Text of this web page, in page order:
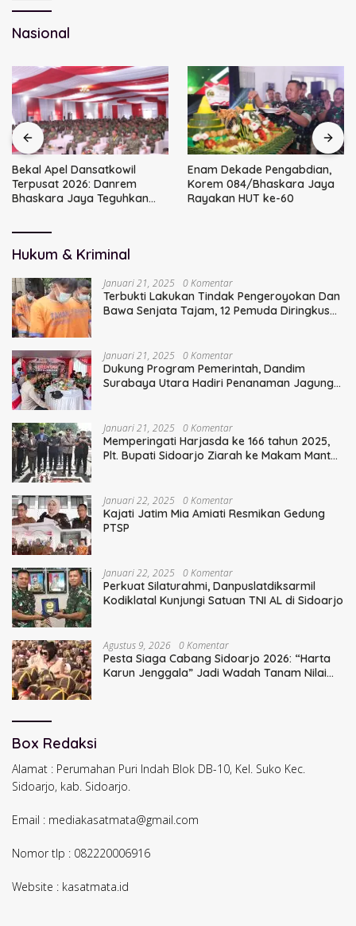
Nasional
Bekal Apel Dansatkowil
Terpusat 2026: Danrem
Bhaskara Jaya Teguhkan
Enam Dekade Pengabdian,
Korem 084/Bhaskara Jaya
Rayakan HUT ke-60
Hukum & Kriminal
Januari 21, 2025 0 Komentar
Terbukti Lakukan Tindak Pengeroyokan Dan
Bawa Senjata Tajam, 12 Pemuda Diringkus
Januari 21, 2025 0 Komentar
Dukung Program Pemerintah, Dandim
Surabaya Utara Hadiri Penanaman Jagung
Januari 21, 2025 0 Komentar
Memperingati Harjasda ke 166 tahun 2025,
Plt. Bupati Sidoarjo Ziarah ke Makam Mantan
Januari 22, 2025 0 Komentar
Kajati Jatim Mia Amiati Resmikan Gedung
PTSP
Januari 22, 2025 0 Komentar
Perkuat Silaturahmi, Danpuslatdiksarmil
Kodiklatal Kunjungi Satuan TNI AL di Sidoarjo
Agustus 9, 2026 0 Komentar
Pesta Siaga Cabang Sidoarjo 2026: “Harta
Karun Jenggala” Jadi Wadah Tanam Nilai
Box Redaksi
Alamat : Perumahan Puri Indah Blok DB-10, Kel. Suko Kec.
Sidoarjo, kab. Sidoarjo.
Email : mediakasatmata@gmail.com
Nomor tlp : 082220006916
Website : kasatmata.id